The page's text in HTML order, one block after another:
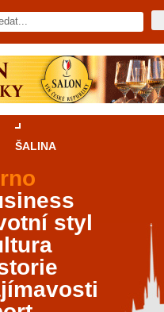
ŠALINA
styl